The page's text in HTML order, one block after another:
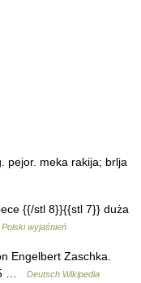
pejor. meka rakija; brlja
{{/stl 8}}{{stl 7}} duża
wyjaśnień
Engelbert Zaschka.
…
Deutsch Wikipedia